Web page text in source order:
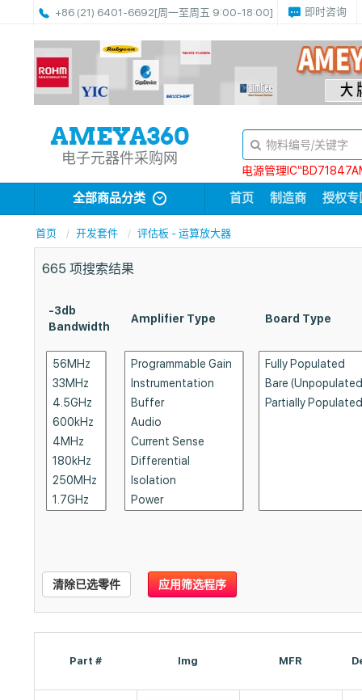
+86 (21) 6401-6692[周一至周五 9:00-18:00] 即时咨询
电子元器件采购网
电源管理
全部商品分类 首页 制造商 授权专
首页 开发套件 评估板 - 运算放大器
665 项搜索结果
-3db
Bandwidth
Amplifier Type Board Type
清除已选零件 应用筛选程序
Part # Img MFR